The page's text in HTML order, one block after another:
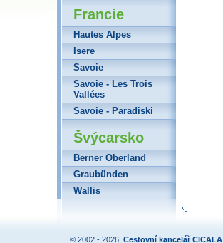
Francie
Hautes Alpes
Isere
Savoie
Savoie - Les Trois
Vallées
Savoie - Paradiski
Švýcarsko
Berner Oberland
Graubünden
Wallis
© 2002 - 2026, Cestovní kancelář CICALA